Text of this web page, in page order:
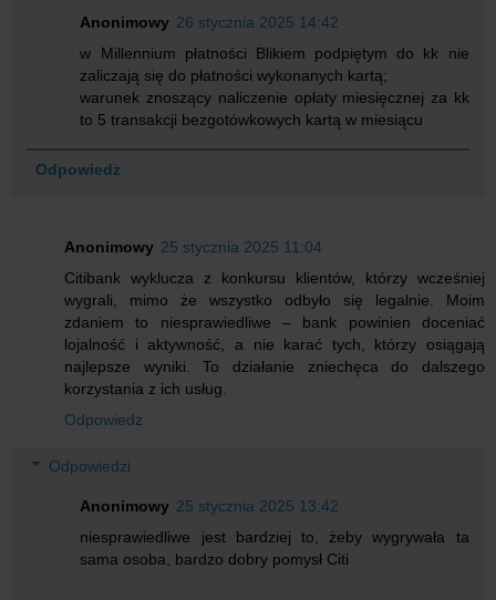
Anonimowy 26 stycznia 2025 14:42
w Millennium płatności Blikiem podpiętym do kk nie
zaliczają się do płatności wykonanych kartą;
warunek znoszący naliczenie opłaty miesięcznej za kk
to 5 transakcji bezgotówkowych kartą w miesiącu
Odpowiedz
Anonimowy 25 stycznia 2025 11:04
Citibank wyklucza z konkursu klientów, którzy wcześniej
wygrali, mimo że wszystko odbyło się legalnie. Moim
zdaniem to niesprawiedliwe – bank powinien doceniać
lojalność i aktywność, a nie karać tych, którzy osiągają
najlepsze wyniki. To działanie zniechęca do dalszego
korzystania z ich usług.
Odpowiedz
Odpowiedzi
Anonimowy 25 stycznia 2025 13:42
niesprawiedliwe jest bardziej to, żeby wygrywała ta
sama osoba, bardzo dobry pomysł Citi